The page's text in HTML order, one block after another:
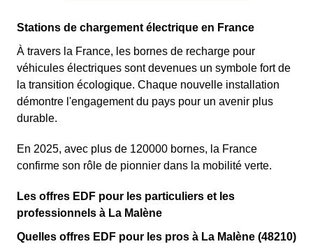
Stations de chargement électrique en France
À travers la France, les bornes de recharge pour
véhicules électriques sont devenues un symbole fort de
la transition écologique. Chaque nouvelle installation
démontre l'engagement du pays pour un avenir plus
durable.
En 2025, avec plus de 120000 bornes, la France
confirme son rôle de pionnier dans la mobilité verte.
Les offres EDF pour les particuliers et les
professionnels à La Malène
Quelles offres EDF pour les pros à La Malène (48210)